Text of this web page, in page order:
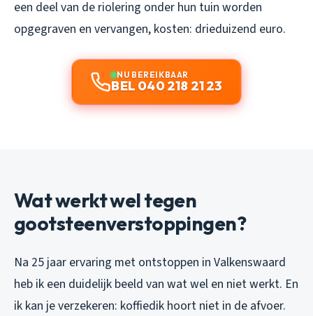
een deel van de riolering onder hun tuin worden
opgegraven en vervangen, kosten: drieduizend euro.
NU BEREIKBAAR
BEL 040 218 21 23
Wat werkt wel tegen
gootsteenverstoppingen?
Na 25 jaar ervaring met ontstoppen in Valkenswaard
heb ik een duidelijk beeld van wat wel en niet werkt. En
ik kan je verzekeren: koffiedik hoort niet in de afvoer.